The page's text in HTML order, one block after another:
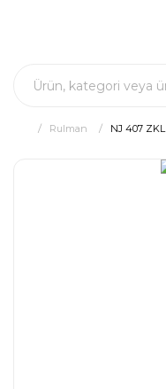
Rulman NJ 407 ZKL